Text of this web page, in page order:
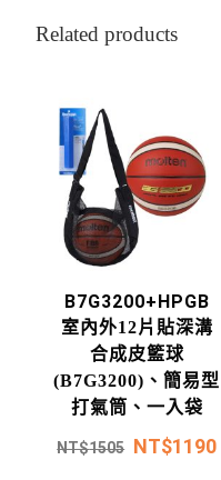
Related products
B7G3200+HPGB
室內外12片貼深溝
合成皮籃球
(B7G3200)、簡易型
打氣筒、一入袋
NT$1505 NT$1190